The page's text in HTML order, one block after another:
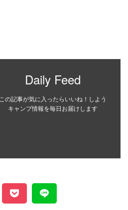
Daily Feed
この記事が気に入ったらいいね！しよう
キャンプ情報を毎日お届けします